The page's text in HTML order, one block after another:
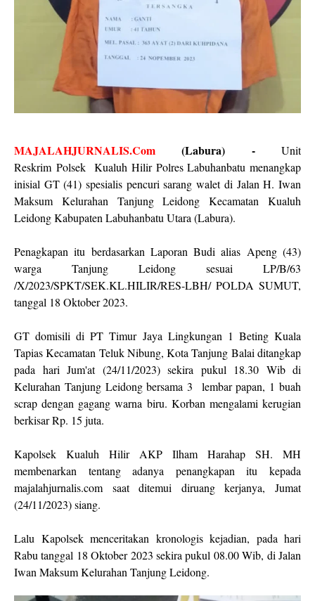
MAJALAHJURNALIS.Com(Labura) -Unit
Reskrim Polsek Kualuh Hilir Polres Labuhanbatu menangkap
inisial GT (41) spesialis pencuri sarang walet di Jalan H. Iwan
Maksum Kelurahan Tanjung Leidong Kecamatan Kualuh
Leidong Kabupaten Labuhanbatu Utara (Labura).
Penagkapan itu berdasarkan Laporan Budi alias Apeng (43)
warga Tanjung Leidong sesuai LP/B/63
/X/2023/SPKT/SEK.KL.HILIR/RES-LBH/ POLDA SUMUT,
tanggal 18 Oktober 2023.
GT domisili di PT Timur Jaya Lingkungan 1 Beting Kuala
Tapias Kecamatan Teluk Nibung, Kota Tanjung Balai ditangkap
pada hari Jum'at (24/11/2023) sekira pukul 18.30 Wib di
Kelurahan Tanjung Leidong bersama 3
lembar papan, 1 buah
scrap dengan gagang warna biru. Korban mengalami kerugian
berkisar Rp. 15 juta.
Kapolsek Kualuh Hilir AKP Ilham Harahap SH. MH
membenarkan tentang adanya penangkapan itu kepada
majalahjurnalis.com saat ditemui diruang kerjanya, Jumat
(24/11/2023) siang.
Lalu Kapolsek menceritakan kronologis kejadian, pada hari
Rabu tanggal 18 Oktober 2023 sekira pukul 08.00 Wib, di Jalan
Iwan Maksum Kelurahan Tanjung Leidong.